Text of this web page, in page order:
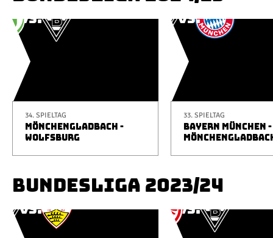
34. SPIELTAG
MÖNCHENGLADBACH -
WOLFSBURG
33. SPIELTAG
BAYERN MÜNCHEN -
BUNDESLIGA 2023/24